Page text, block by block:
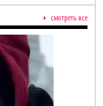
смотреть все